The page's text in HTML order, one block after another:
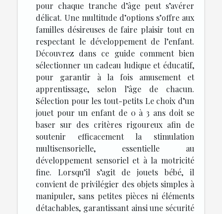
pour chaque tranche d’âge peut s’avérer
délicat. Une multitude d’options s’offre aux
familles désireuses de faire plaisir tout en
respectant le développement de l’enfant.
Découvrez dans ce guide comment bien
sélectionner un cadeau ludique et éducatif,
pour garantir à la fois amusement et
apprentissage, selon l’âge de chacun.
Sélection pour les tout-petits Le choix d’un
jouet pour un enfant de 0 à 3 ans doit se
baser sur des critères rigoureux afin de
soutenir efficacement la stimulation
multisensorielle, essentielle au
développement sensoriel et à la motricité
fine. Lorsqu’il s’agit de jouets bébé, il
convient de privilégier des objets simples à
manipuler, sans petites pièces ni éléments
détachables, garantissant ainsi une sécurité